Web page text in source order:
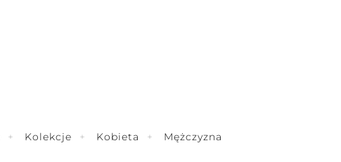
Kolekcje Kobieta Mężczyzna